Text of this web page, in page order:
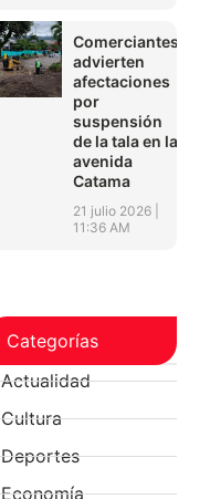
Comerciantes
advierten
afectaciones
por
suspensión
de la tala en la
avenida
Catama
21 julio 2026
11:36 AM
Categorías
Actualidad
Cultura
Deportes
Economía